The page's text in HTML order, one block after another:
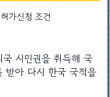
가신청 조건
시민권을 취득해 국
받아 다시 한국 국적을